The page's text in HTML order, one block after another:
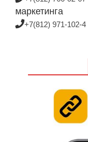
маркетинга
+7(812) 971-102-4